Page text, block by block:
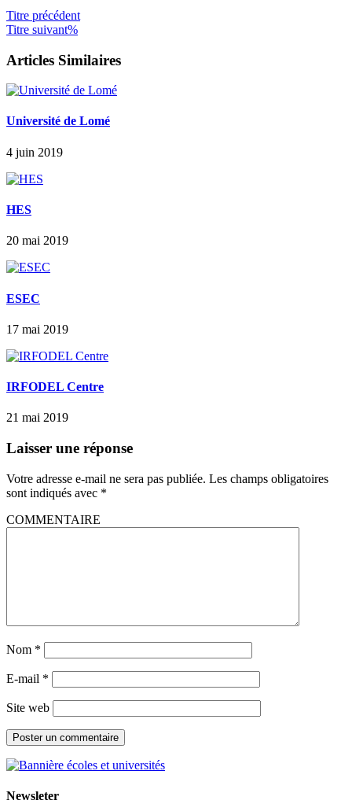
Titre précédent
Titre suivant%
Articles Similaires
Université de Lomé
4 juin 2019
HES
20 mai 2019
ESEC
17 mai 2019
IRFODEL Centre
21 mai 2019
Laisser une réponse
Votre adresse e-mail ne sera pas publiée. Les champs obligatoires
sont indiqués avec *
COMMENTAIRE
Nom *
E-mail *
Site web
Newsleter